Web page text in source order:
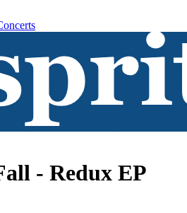
- Redux EP